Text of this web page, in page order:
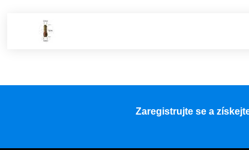
Zaregistrujte se a